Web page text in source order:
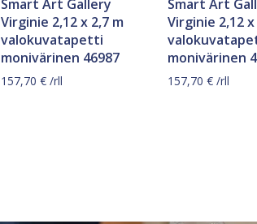
Smart Art Gallery
Virginie 2,12 x 2,7 m
valokuvatapetti
monivärinen 46987
157,70 €/rll
Smart Art
Virginie 2,12 x
monivärinen
157,70€ /rll